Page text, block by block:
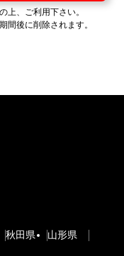
上、ご利用下さい。
間後に削除されます。
秋田県
山形県